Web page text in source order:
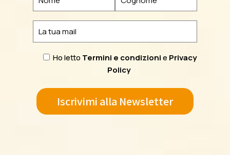
Ho letto Termini e condizionie Privacy
Policy